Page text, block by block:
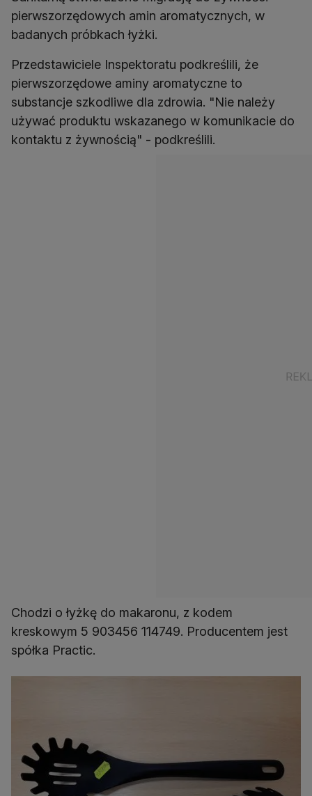
pierwszorzędowych amin aromatycznych, w
badanych próbkach łyżki.
Przedstawiciele Inspektoratu podkreślili, że
pierwszorzędowe aminy aromatyczne to
substancje szkodliwe dla zdrowia. "Nie należy
używać produktu wskazanego w komunikacie do
kontaktu z żywnością" - podkreślili.
Chodzi o łyżkę do makaronu, z kodem
kreskowym 5 903456 114749. Producentem jest
spółka Practic.